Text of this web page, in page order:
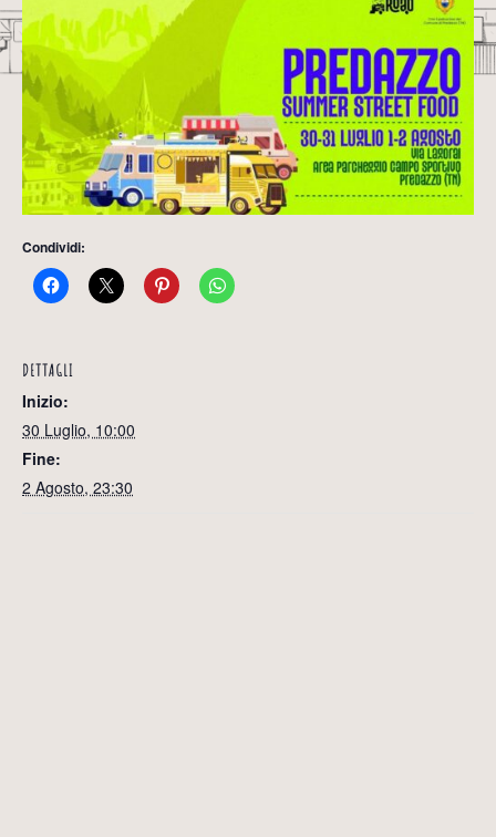
Condividi:
DETTAGLI
Inizio:
30 Luglio, 10:00
Fine:
2 Agosto, 23:30